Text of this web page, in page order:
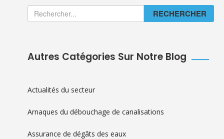
RECHERCHER
Autres Catégories Sur Notre Blog
Actualités du secteur
Arnaques du débouchage de canalisations
Assurance de dégâts des eaux